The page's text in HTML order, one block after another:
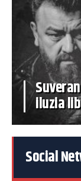
iluzia
Social